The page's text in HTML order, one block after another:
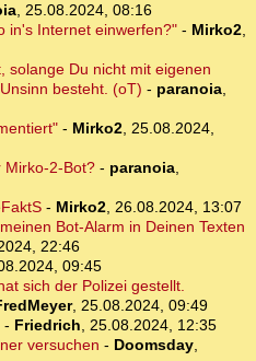
, 25.08.2024, 08:16
in's Internet einwerfen?"- Mirko2,
solange Du nicht mit eigenen
besteht. (oT) - paranoia,
- Mirko2, 25.08.2024,
Mirko-2-Bot?- paranoia,
- Mirko2, 26.08.2024, 13:07
Bot-Alarm in Deinen Texten
22:46
09:45
sich der Polizei gestellt.
, 25.08.2024, 09:49
- Friedrich, 25.08.2024, 12:35
versuchen - Doomsday,